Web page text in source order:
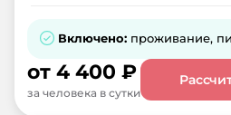
Включено: проживание,
от 4 400 ₽
за человека в сутки